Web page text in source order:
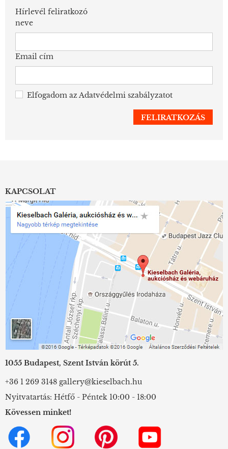
Hírlevél feliratkozó
neve
Email cím
Elfogadom azAdatvédelmi szabályzatot
KAPCSOLAT
1055 Budapest, Szent István körút 5.
+36 1 269 3148 gallery@kieselbach.hu
Nyitvatartás: Hétfő - Péntek 10:00 - 18:00
Kövessen minket!